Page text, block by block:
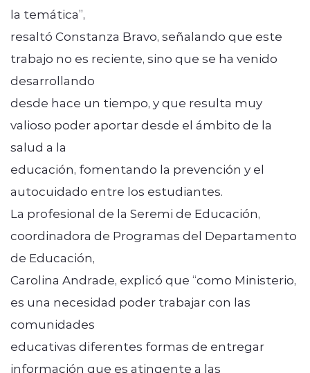
la temática”,
resaltó Constanza Bravo, señalando que este
trabajo no es reciente, sino que se ha venido
desarrollando
desde hace un tiempo, y que resulta muy
valioso poder aportar desde el ámbito de la
salud a la
educación, fomentando la prevención y el
autocuidado entre los estudiantes.
La profesional de la Seremi de Educación,
coordinadora de Programas del Departamento
de Educación,
Carolina Andrade, explicó que “como Ministerio,
es una necesidad poder trabajar con las
comunidades
educativas diferentes formas de entregar
información que es atingente a las